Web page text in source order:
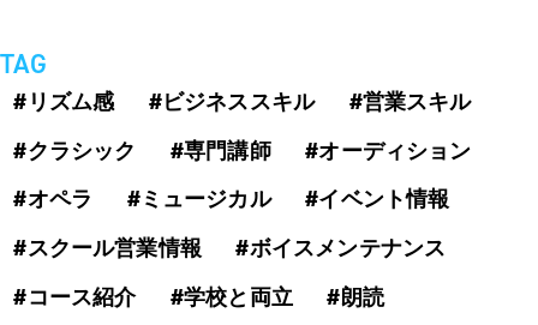
TAG
#リズム感 #ビジネススキル
#営業スキル
#クラシック
#専門講師
#オーディション
#オペラ
#ミュージカル
#イベント情報
#スクール営業情報
#ボイスメンテナンス
#コース紹介
#学校と両立
#朗読